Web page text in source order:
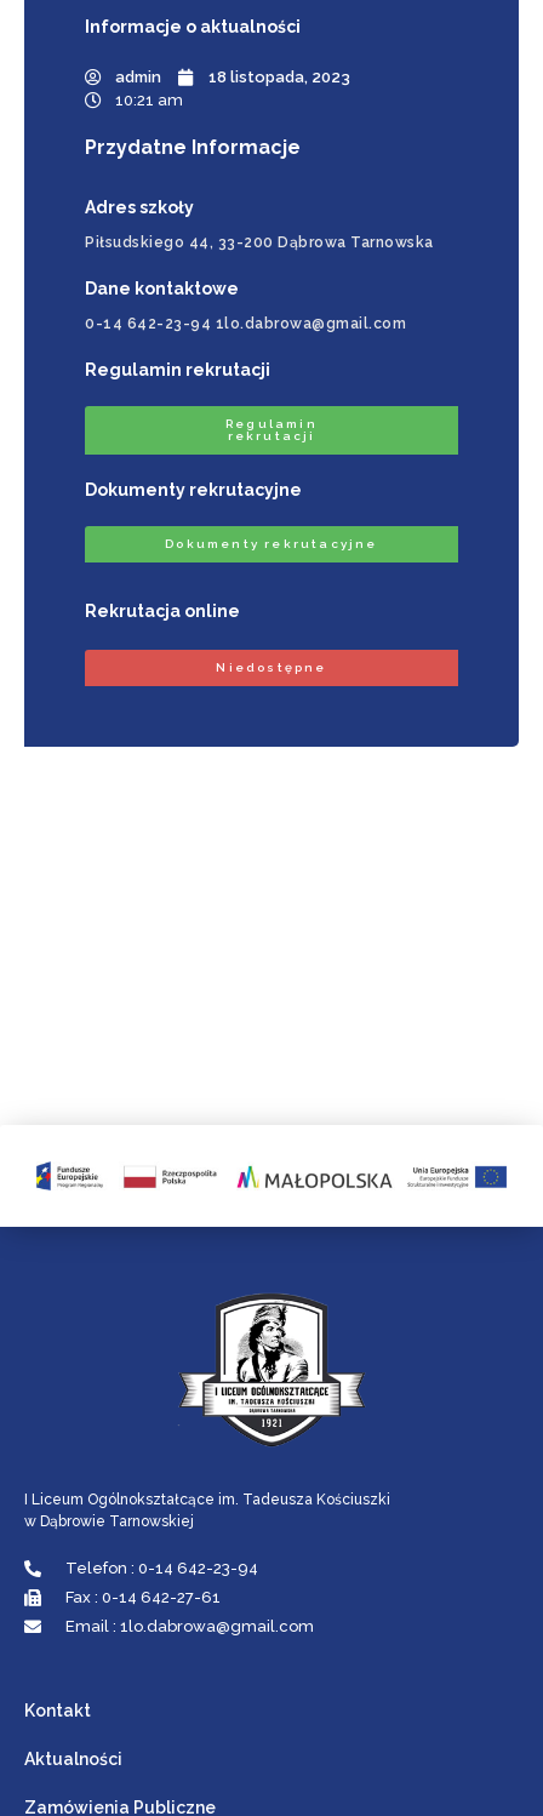
Informacje o aktualności
admin
18 listopada, 2023
10:21 am
Przydatne Informacje
Adres szkoły
Piłsudskiego 44, 33-200 Dąbrowa Tarnowska
Dane kontaktowe
0-14 642-23-94 1lo.dabrowa@gmail.com
Regulamin rekrutacji
Regulamin
rekrutacji
Dokumenty rekrutacyjne
Dokumenty rekrutacyjne
Rekrutacja online
Niedostępne
I Liceum Ogólnokształcące im. Tadeusza Kościuszki
w Dąbrowie Tarnowskiej
Telefon : 0-14 642-23-94
Fax : 0-14 642-27-61
Email : 1lo.dabrowa@gmail.com
Kontakt
Aktualności
Zamówienia Publiczne